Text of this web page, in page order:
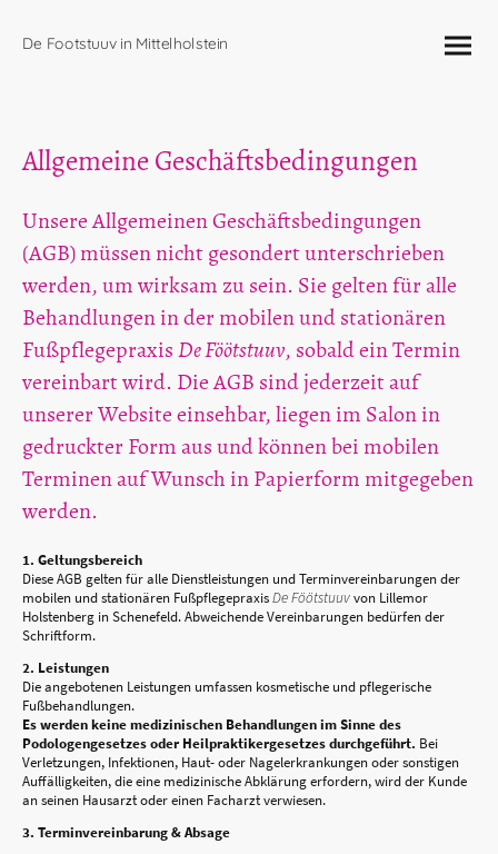
De Footstuuv in Mittelholstein
Allgemeine Geschäftsbedingungen
Unsere Allgemeinen Geschäftsbedingungen
(AGB) müssen nicht gesondert unterschrieben
werden, um wirksam zu sein. Sie gelten für alle
Behandlungen in der mobilen und stationären
FußpflegepraxisDe Föötstuuv, sobald ein Termin
vereinbart wird. Die AGB sind jederzeit auf
unserer Website einsehbar, liegen im Salon in
gedruckter Form aus und können bei mobilen
Terminen auf Wunsch in Papierform mitgegeben
werden.
1. Geltungsbereich
Diese AGB gelten für alle Dienstleistungen und Terminvereinbarungen der
mobilen und stationären FußpflegepraxisDe Föötstuuvvon Lillemor
Holstenberg in Schenefeld. Abweichende Vereinbarungen bedürfen der
Schriftform.
2. Leistungen
Die angebotenen Leistungen umfassen kosmetische und pflegerische
Fußbehandlungen.
Es werden keine medizinischen Behandlungen im Sinne des
Podologengesetzes oder Heilpraktikergesetzes durchgeführt. Bei
Verletzungen, Infektionen, Haut- oder Nagelerkrankungen oder sonstigen
Auffälligkeiten, die eine medizinische Abklärung erfordern, wird der Kunde
an seinen Hausarzt oder einen Facharzt verwiesen.
3. Terminvereinbarung & Absage